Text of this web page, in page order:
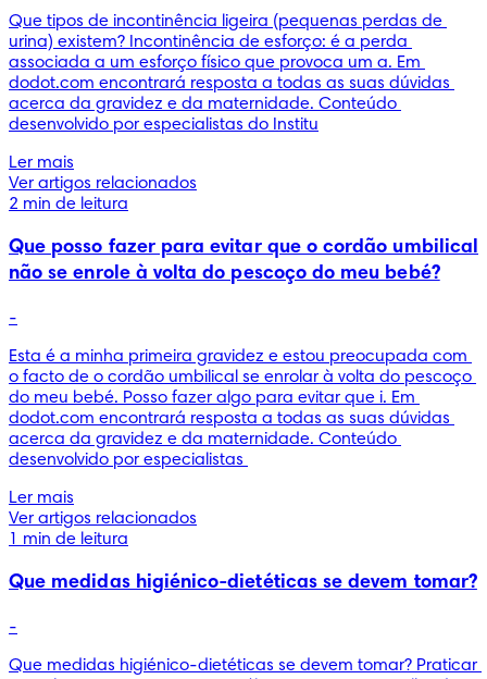
Que tipos de incontinência ligeira (pequenas perdas de
urina) existem? Incontinência de esforço: é a perda
associada a um esforço físico que provoca um a. Em
dodot.com encontrará resposta a todas as suas dúvidas
acerca da gravidez e da maternidade. Conteúdo
desenvolvido por especialistas do Institu
Ler mais
Ver artigos relacionados
2 min de leitura
Que posso fazer para evitar que o cordão umbilical
não se enrole à volta do pescoço do meu bebé?
-
Esta é a minha primeira gravidez e estou preocupada com
o facto de o cordão umbilical se enrolar à volta do pescoço
do meu bebé. Posso fazer algo para evitar que i. Em
dodot.com encontrará resposta a todas as suas dúvidas
acerca da gravidez e da maternidade. Conteúdo
desenvolvido por especialistas
Ler mais
Ver artigos relacionados
1 min de leitura
Que medidas higiénico-dietéticas se devem tomar?
-
Que medidas higiénico-dietéticas se devem tomar? Praticar